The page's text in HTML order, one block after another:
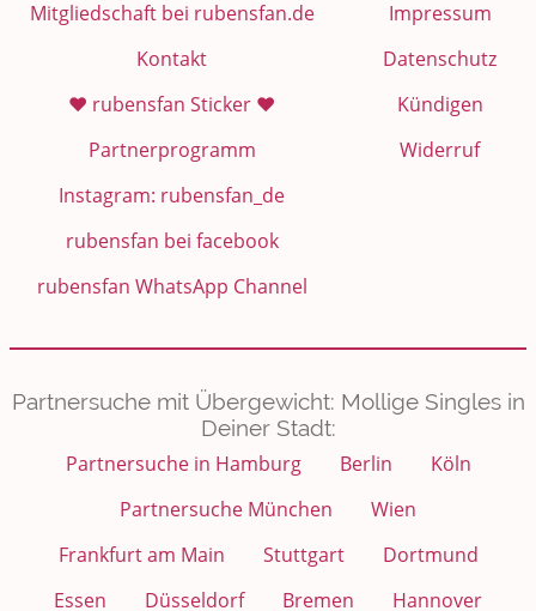
Mitgliedschaft bei rubensfan.de
Kontakt
❤️ rubensfan Sticker ❤️
Partnerprogramm
Instagram: rubensfan_de
rubensfan bei facebook
rubensfan WhatsApp Channel
Impressum
Datenschutz
Kündigen
Widerruf
Partnersuche mit Übergewicht: Mollige Singles in
Deiner Stadt:
Partnersuche in Hamburg
Berlin
Köln
Partnersuche München
Wien
Frankfurt am Main
Stuttgart
Dortmund
Essen
Düsseldorf Bremen Hannover